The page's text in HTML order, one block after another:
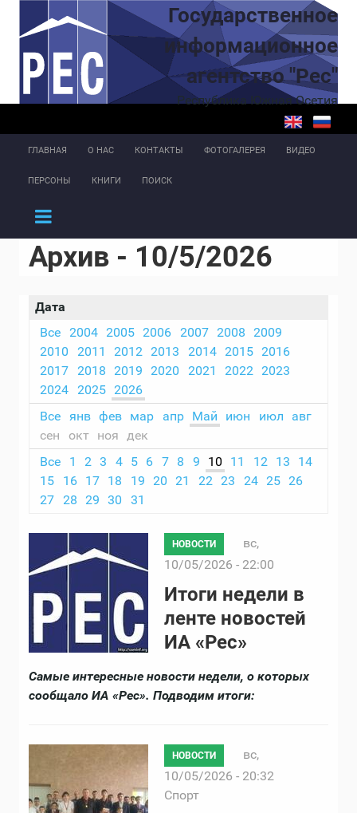
Перейти к основному содержаниюГосударственное
информационное
агентство "Рес"
Республика Южная Осетия
ГЛАВНАЯ О НАС КОНТАКТЫ ФОТОГАЛЕРЕЯ ВИДЕО
ПЕРСОНЫ КНИГИ ПОИСК
Архив - 10/5/2026
Дата
Все
2004 2005 2006 2007 2008
2009
2010
2011 2012 2013 2014 2015 2016
2017
2018 2019 2020 2021 2022 2023
2024
2025
2026
Все янв фев мар апр Май июн июл
авг
сен
окт ноя дек
Все
1 2 3 4 5 6 7 8 9 10 11 12 13
14
15
16 17 18 19 20 21 22 23 24 25 26
27
28 29 30 31
НОВОСТИ
вс,
10/05/2026 - 22:00
Итоги недели в
ленте новостей
ИА «Рес»
Самые интересные новости недели, о которых
сообщало ИА «Рес». Подводим итоги:
НОВОСТИ
вс,
10/05/2026 - 20:32
Спорт